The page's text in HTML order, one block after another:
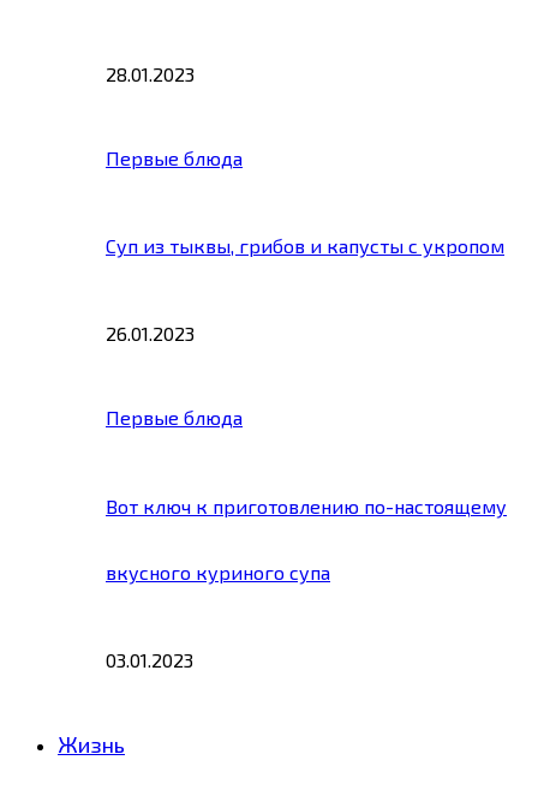
28.01.2023
Первые блюда
Суп из тыквы, грибов и капусты с укропом
26.01.2023
Первые блюда
Вот ключ к приготовлению по-настоящему
вкусного куриного супа
03.01.2023
Жизнь